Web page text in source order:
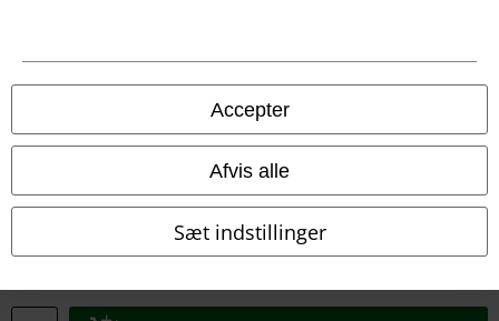
Accepter
Afvis alle
Sæt indstillinger
EMP France